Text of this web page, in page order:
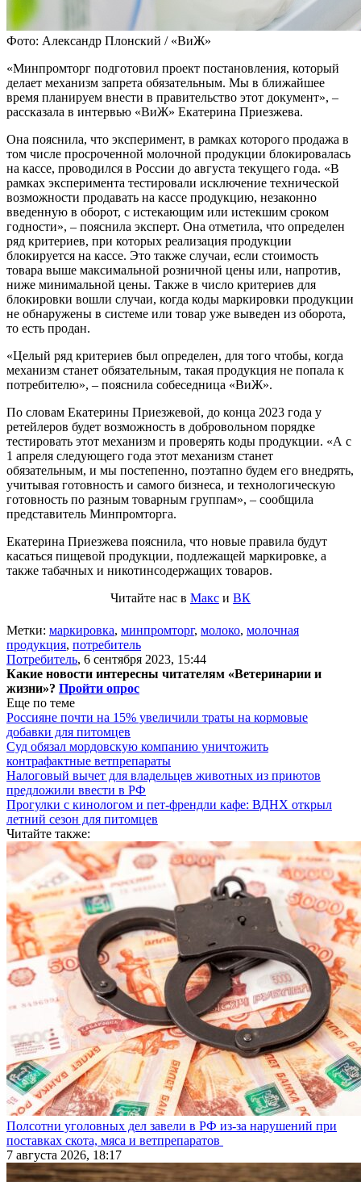
Фото: Александр Плонский / «ВиЖ»
«Минпромторг подготовил проект постановления, который
делает механизм запрета обязательным. Мы в ближайшее
время планируем внести в правительство этот документ», –
рассказала в интервью «ВиЖ» Екатерина Приезжева.
Она пояснила, что эксперимент, в рамках которого продажа в
том числе просроченной молочной продукции блокировалась
на кассе, проводился в России до августа текущего года. «В
рамках эксперимента тестировали исключение технической
возможности продавать на кассе продукцию, незаконно
введенную в оборот, с истекающим или истекшим сроком
годности», – пояснила эксперт. Она отметила, что определен
ряд критериев, при которых реализация продукции
блокируется на кассе. Это также случаи, если стоимость
товара выше максимальной розничной цены или, напротив,
ниже минимальной цены. Также в число критериев для
блокировки вошли случаи, когда коды маркировки продукции
не обнаружены в системе или товар уже выведен из оборота,
то есть продан.
«Целый ряд критериев был определен, для того чтобы, когда
механизм станет обязательным, такая продукция не попала к
потребителю», – пояснила собеседница «ВиЖ».
По словам Екатерины Приезжевой, до конца 2023 года у
ретейлеров будет возможность в добровольном порядке
тестировать этот механизм и проверять коды продукции. «А с
1 апреля следующего года этот механизм станет
обязательным, и мы постепенно, поэтапно будем его внедрять,
учитывая готовность и самого бизнеса, и технологическую
готовность по разным товарным группам», – сообщила
представитель Минпромторга.
Екатерина Приезжева пояснила, что новые правила будут
касаться пищевой продукции, подлежащей маркировке, а
также табачных и никотинсодержащих товаров.
Читайте нас в Макс и ВК
Метки: маркировка, минпромторг, молоко, молочная
продукция, потребитель
Потребитель, 6 сентября 2023, 15:44
Какие новости интересны читателям «Ветеринарии и
жизни»? Пройти опрос
Еще по теме
Россияне почти на 15% увеличили траты на кормовые
добавки для питомцев
Суд обязал мордовскую компанию уничтожить
контрафактные ветпрепараты
Налоговый вычет для владельцев животных из приютов
предложили ввести в РФ
Прогулки с кинологом и пет-френдли кафе: ВДНХ открыл
летний сезон для питомцев
Читайте также:
Полсотни уголовных дел завели в РФ из-за нарушений при
поставках скота, мяса и ветпрепаратов
7 августа 2026, 18:17